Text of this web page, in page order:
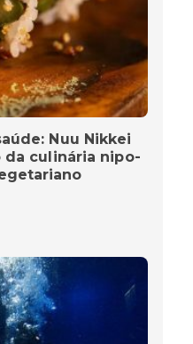
Nuu Nikkei
culinária nipo-